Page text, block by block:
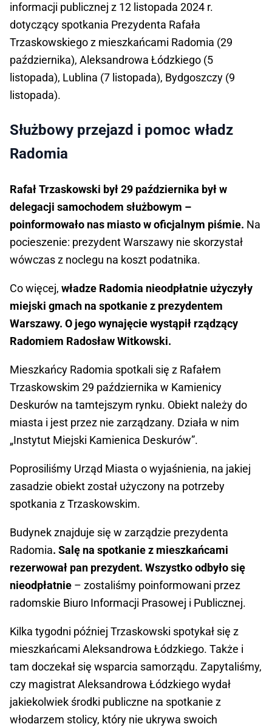
informacji publicznej z 12 listopada 2024 r.
dotyczący spotkania Prezydenta Rafała
Trzaskowskiego z mieszkańcami Radomia (29
października), Aleksandrowa Łódzkiego (5
listopada), Lublina (7 listopada), Bydgoszczy (9
listopada).
Służbowy przejazd i pomoc władz
Radomia
Rafał Trzaskowski był 29 października był w
delegacji samochodem służbowym –
poinformowało nas miasto w oficjalnym piśmie. Na
pocieszenie: prezydent Warszawy nie skorzystał
wówczas z noclegu na koszt podatnika.
Co więcej, władze Radomia nieodpłatnie użyczyły
miejski gmach na spotkanie z prezydentem
Warszawy. O jego wynajęcie wystąpił rządzący
Radomiem Radosław Witkowski.
Mieszkańcy Radomia spotkali się z Rafałem
Trzaskowskim 29 października w Kamienicy
Deskurów na tamtejszym rynku. Obiekt należy do
miasta i jest przez nie zarządzany. Działa w nim
„Instytut Miejski Kamienica Deskurów”.
Poprosiliśmy Urząd Miasta o wyjaśnienia, na jakiej
zasadzie obiekt został użyczony na potrzeby
spotkania z Trzaskowskim.
Budynek znajduje się w zarządzie prezydenta
Radomia. Salę na spotkanie z mieszkańcami
rezerwował pan prezydent. Wszystko odbyło się
nieodpłatnie – zostaliśmy poinformowani przez
radomskie Biuro Informacji Prasowej i Publicznej.
Kilka tygodni później Trzaskowski spotykał się z
mieszkańcami Aleksandrowa Łódzkiego. Także i
tam doczekał się wsparcia samorządu. Zapytaliśmy,
czy magistrat Aleksandrowa Łódzkiego wydał
jakiekolwiek środki publiczne na spotkanie z
włodarzem stolicy, który nie ukrywa swoich